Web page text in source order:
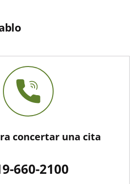
concertar una cita
660-2100